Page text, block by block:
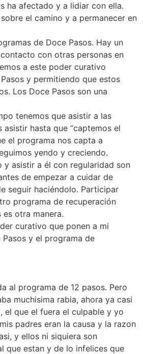
ha afectado y a lidiar con ella.
el camino y a permanecer en
de Doce Pasos. Hay un
con otras personas en
a este poder curativo
y permitiendo que estos
Los Doce Pasos son una
tenemos que asistir a las
asistir hasta que “captemos el
el programa nos capta a
yendo y creciendo.
y asistir a él con regularidad son
de empezar a cuidar de
seguir haciéndolo. Participar
programa de recuperación
otra manera.
curativo que ponen a mi
y el programa de
al programa de 12 pasos. Pero
muchisima rabia, ahora ya casi
el que el fuera el culpable y yo
padres eran la causa y la razon
y ellos ni siquiera son
que estan y de lo infelices que